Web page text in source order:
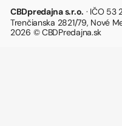
CBDpredajna s.r.o. · IČO 53
Trenčianska 2821/79, Nové
2026 © CBDPredajna.sk